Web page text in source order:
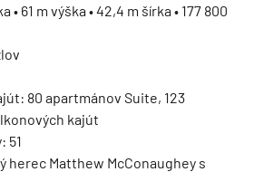
• 61 m výška • 42,4 m šírka • 177 800
80 apartmánov Suite, 123
kajút
51
herec Matthew McConaughey s